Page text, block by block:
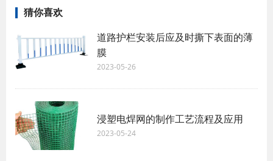
猜你喜欢
道路护栏安装后应及时撕下表面的薄
膜
2023-05-26
浸塑电焊网的制作工艺流程及应用
2023-05-24